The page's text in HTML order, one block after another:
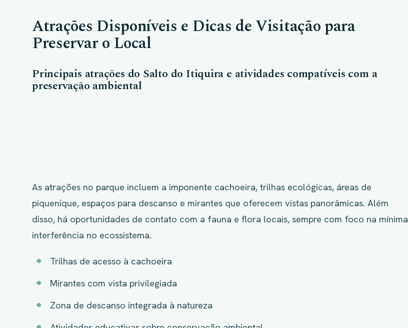
Atrações Disponíveis e Dicas de Visitação para
Preservar o Local
Principais atrações do Salto do Itiquira e atividades compatíveis com a
preservação ambiental
As atrações no parque incluem a imponente cachoeira, trilhas ecológicas, áreas de
piquenique, espaços para descanso e mirantes que oferecem vistas panorâmicas. Além
disso, há oportunidades de contato com a fauna e flora locais, sempre com foco na mínima
interferência no ecossistema.
Trilhas de acesso à cachoeira
Mirantes com vista privilegiada
Zona de descanso integrada à natureza